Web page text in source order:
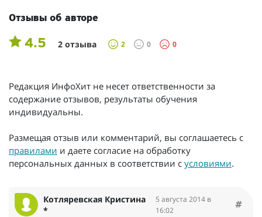
Отзывы об авторе
4.5 2 отзыва 2 0 0
Редакция ИнфоХит не несет ответственности за
содержание отзывов, результаты обучения
индивидуальны.
Размещая отзыв или комментарий, вы соглашаетесь с
правилами и даете согласие на обработку
персональных данных в соответствии с условиями.
Котляревская Кристина
*
5 августа 2014 в
16:02